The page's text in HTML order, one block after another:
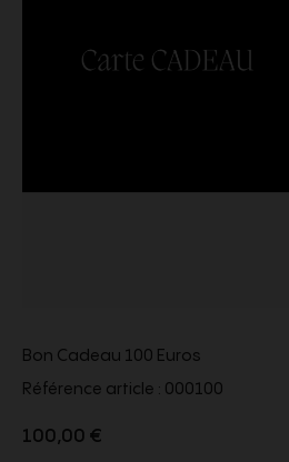
Bon Cadeau 100 Euros
Référence article : 000100
100,00 €